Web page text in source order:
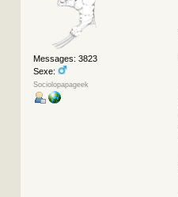
Messages: 3823
Sexe:
Sociolopapageek